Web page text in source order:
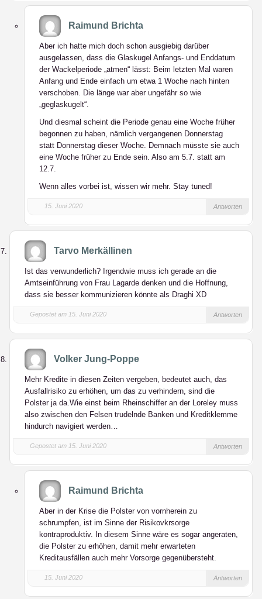
Raimund Brichta
Aber ich hatte mich doch schon ausgiebig darüber
ausgelassen, dass die Glaskugel Anfangs- und Enddatum
der Wackelperiode „atmen“ lässt: Beim letzten Mal waren
Anfang und Ende einfach um etwa 1 Woche nach hinten
verschoben. Die länge war aber ungefähr so wie
„geglaskugelt“.
Und diesmal scheint die Periode genau eine Woche früher
begonnen zu haben, nämlich vergangenen Donnerstag
statt Donnerstag dieser Woche. Demnach müsste sie auch
eine Woche früher zu Ende sein. Also am 5.7. statt am
12.7.
Wenn alles vorbei ist, wissen wir mehr. Stay tuned!
15. Juni 2020 Antworten
Tarvo Merkällinen
Ist das verwunderlich? Irgendwie muss ich gerade an die
Amtseinführung von Frau Lagarde denken und die Hoffnung,
dass sie besser kommunizieren könnte als Draghi XD
Gepostet am 15. Juni 2020 Antworten
Volker Jung-Poppe
Mehr Kredite in diesen Zeiten vergeben, bedeutet auch, das
Ausfallrisiko zu erhöhen, um das zu verhindern, sind die
Polster ja da.Wie einst beim Rheinschiffer an der Loreley muss
also zwischen den Felsen trudelnde Banken und Kreditklemme
hindurch navigiert werden…
Gepostet am 15. Juni 2020 Antworten
Raimund Brichta
Aber in der Krise die Polster von vornherein zu
schrumpfen, ist im Sinne der Risikovkrsorge
kontraproduktiv. In diesem Sinne wäre es sogar angeraten,
die Polster zu erhöhen, damit mehr erwarteten
Kreditausfällen auch mehr Vorsorge gegenübersteht.
15. Juni 2020 Antworten